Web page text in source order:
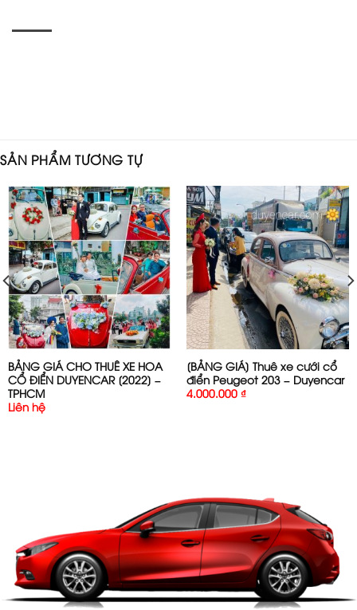
SẢN PHẨM TƯƠNG TỰ
BẢNG GIÁ CHO THUÊ XE HOA
CỔ ĐIỂN DUYENCAR [2022] –
TPHCM
Liên hệ
[BẢNG GIÁ] Thuê xe cưới cổ
điển Peugeot 203 – Duyencar
4.000.000 ₫